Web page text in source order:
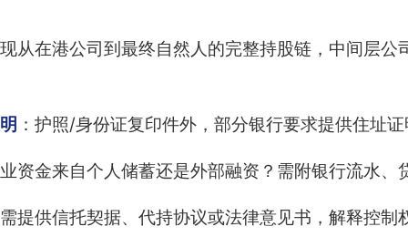
从在港公司到最终自然人的完整持股链，中间层公
：护照/身份证复印件外，部分银行要求提供住址
资金来自个人储蓄还是外部融资？需附银行流水、
提供信托契据、代持协议或法律意见书，解释控制